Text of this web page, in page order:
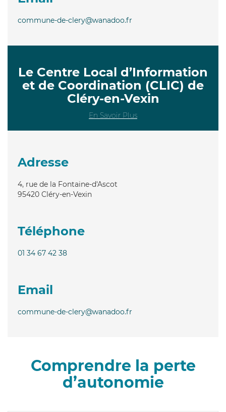
commune-de-clery@wanadoo.fr
Le Centre Local d’Information
et de Coordination (CLIC) de
Cléry-en-Vexin
En Savoir Plus
Adresse
4, rue de la Fontaine-d'Ascot
95420 Cléry-en-Vexin
Téléphone
01 34 67 42 38
Email
commune-de-clery@wanadoo.fr
Comprendre la perte
d’autonomie